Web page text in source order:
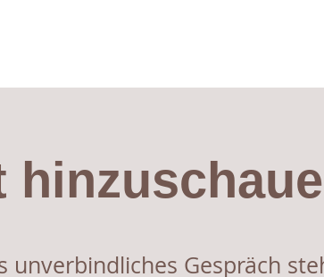
unverbindliches Gespräch